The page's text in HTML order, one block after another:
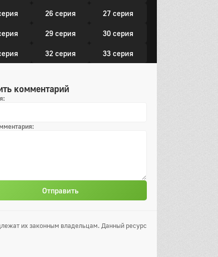
26 серия 27 серия
29 серия 30 серия
32 серия 33 серия
37 серия
комментарий
Отправить
их законным владельцам. Данный ресурс